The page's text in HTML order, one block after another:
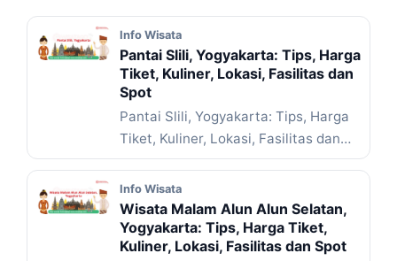
Info Wisata
Pantai Slili, Yogyakarta: Tips, Harga
Tiket, Kuliner, Lokasi, Fasilitas dan
Spot
Pantai Slili, Yogyakarta: Tips, Harga
Tiket, Kuliner, Lokasi, Fasilitas dan
Spot – Pernah nggak sih ... Baca
Selengkapnya
Info Wisata
Wisata Malam Alun Alun Selatan,
Yogyakarta: Tips, Harga Tiket,
Kuliner, Lokasi, Fasilitas dan Spot